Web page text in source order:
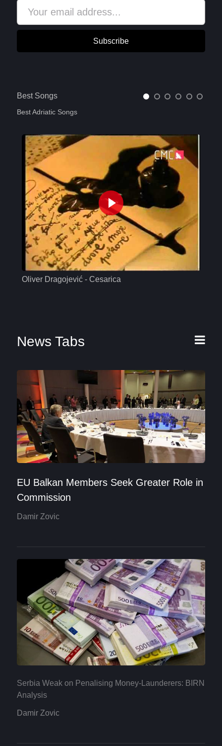
Subscribe
Best Songs
Best Adriatic Songs
Oliver Dragojević - Cesarica
News Tabs
EU Balkan Members Seek Greater Role in
Commission
Damir Zovic
Serbia Weak on Penalising Money-Launderers: BIRN
Analysis
Damir Zovic